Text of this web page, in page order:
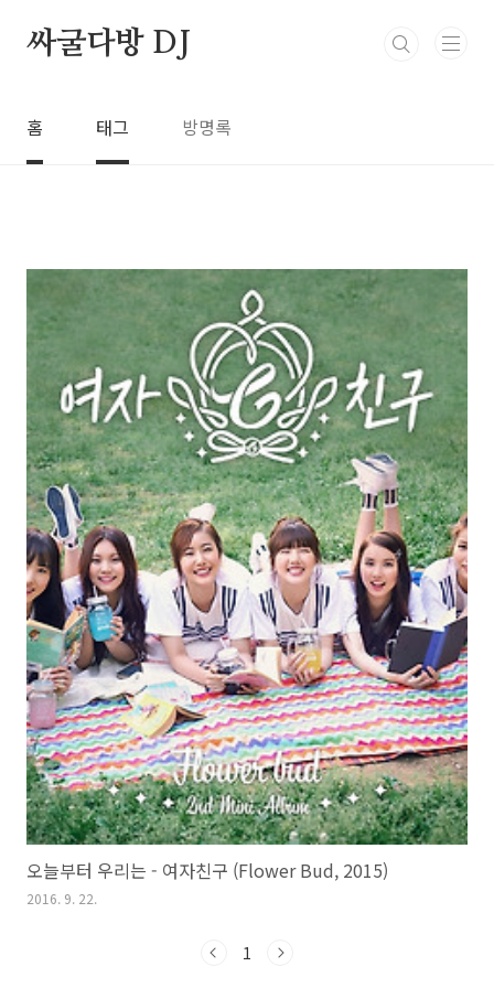
싸굴다방 DJ
홈 태그 방명록
오늘부터 우리는 - 여자친구 (Flower Bud, 2015)
2016. 9. 22.
1